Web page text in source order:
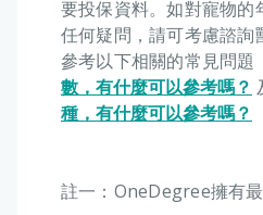
要投保資料。如對寵物的
任何疑問，請可考慮諮詢
參考以下相關的常見問
數，有什麼可以參考嗎？
種，有什麼可以參考嗎？
註一：OneDegree擁有最